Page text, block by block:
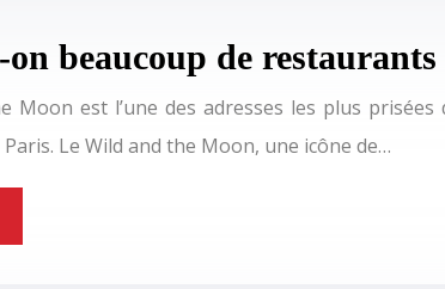
beaucoup de
Moon est l’une des adresses les plus
Le Wild and the Moon, une icône de…